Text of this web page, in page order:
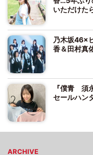
いただけた
乃木坂46×
香＆田村真
『僕青 須
セールハン
ARCHIVE